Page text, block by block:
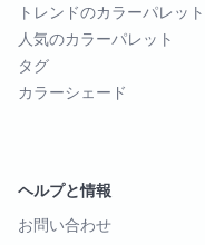
トレンドのカラーパレット
人気のカラーパレット
タグ
カラーシェード
ヘルプと情報
お問い合わせ